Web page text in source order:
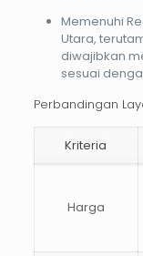
Memenuhi
Utara,
diwajibkan
sesuai
Perbandingan
Kriteria
Harga